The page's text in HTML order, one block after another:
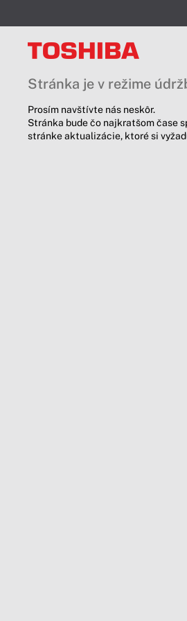
Stránka je v režime
Prosím navštívte nás neskôr.
Stránka bude čo najkratšom čase
stránke aktualizácie, ktoré si